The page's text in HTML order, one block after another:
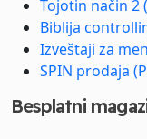
Tojotin način 2
Biblija
Izveštaji za
SPIN prodaja
Besplatni